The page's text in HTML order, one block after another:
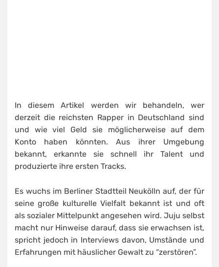
In diesem Artikel werden wir behandeln, wer
derzeit die reichsten Rapper in Deutschland sind
und wie viel Geld sie möglicherweise auf dem
Konto haben könnten. Aus ihrer Umgebung
bekannt, erkannte sie schnell ihr Talent und
produzierte ihre ersten Tracks.
Es wuchs im Berliner Stadtteil Neukölln auf, der für
seine große kulturelle Vielfalt bekannt ist und oft
als sozialer Mittelpunkt angesehen wird. Juju selbst
macht nur Hinweise darauf, dass sie erwachsen ist,
spricht jedoch in Interviews davon, Umstände und
Erfahrungen mit häuslicher Gewalt zu “zerstören”.